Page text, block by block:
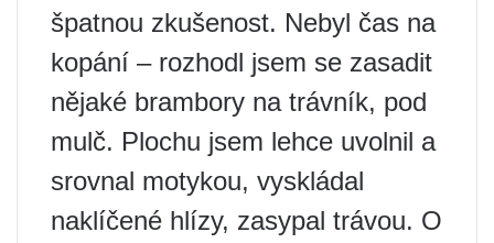
špatnou zkušenost. Nebyl čas na
kopání – rozhodl jsem se zasadit
nějaké brambory na trávník, pod
mulč. Plochu jsem lehce uvolnil a
srovnal motykou, vyskládal
naklíčené hlízy, zasypal trávou. O